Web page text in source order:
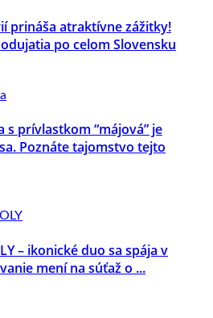
prináša atraktívne zážitky!
po celom Slovensku
s prívlastkom “májová” je
Poznáte tajomstvo tejto
– ikonické duo sa spája v
mení na súťaž o ...